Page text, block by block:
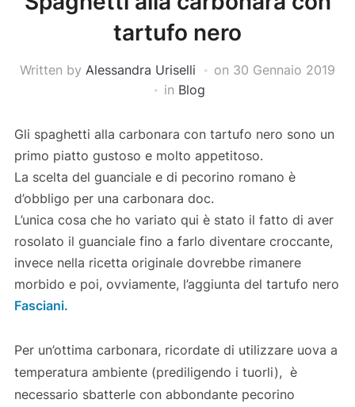
tartufo nero
Written by Alessandra Uriselli on 30 Gennaio 2019
in Blog
Gli spaghetti alla carbonara con tartufo nero sono un
primo piatto gustoso e molto appetitoso.
La scelta del guanciale e di pecorino romano è
d’obbligo per una carbonara doc.
L’unica cosa che ho variato qui è stato il fatto di aver
rosolato il guanciale fino a farlo diventare croccante,
invece nella ricetta originale dovrebbe rimanere
morbido e poi, ovviamente, l’aggiunta del tartufo nero
Fasciani.
Per un’ottima carbonara, ricordate di utilizzare uova a
temperatura ambiente (prediligendo i tuorli), è
necessario sbatterle con abbondante pecorino